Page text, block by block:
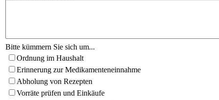
Bitte kümmern Sie sich um...
Ordnung im Haushalt
Erinnerung zur Medikamenteneinnahme
Abholung von Rezepten
Vorräte prüfen und Einkäufe